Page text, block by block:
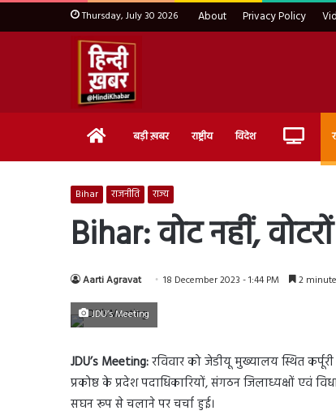
Thursday, July 30 2026 About Privacy Policy
Home बड़ी ख़बर राष्ट्रीय विदेश Live
Bihar राजनीति राज्य
Bihar: वोट नहीं,
Aarti Agravat 18 December 2023 - 1:44 PM 2
JDU’s Meeting
JDU’s Meeting:रविवार को जेडीयू मुख्यालय स्थित
प्रकोष्ठ के प्रदेश पदाधिकारियों, संगठन जिलाध्यक्षों एवं
सघन रूप से चलाने पर चर्चा हुई।